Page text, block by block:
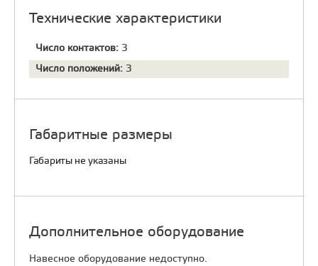
Технические характеристики
Число контактов: 3
Число положений: 3
Габаритные размеры
Габариты не указаны
Дополнительное оборудование
Навесное оборудование недоступно.